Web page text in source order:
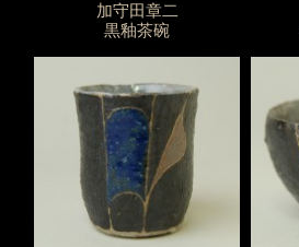
加守田章二
黒釉茶碗